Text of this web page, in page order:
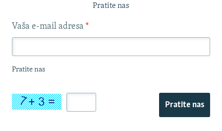
Pratite nas
Vaša e-mail adresa *
Pratite nas
Pratite nas